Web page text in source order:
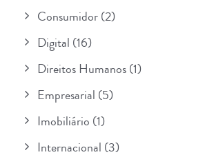
Consumidor(2)
Digital (16)
Direitos Humanos(1)
Empresarial (5)
Imobiliário (1)
Internacional (3)